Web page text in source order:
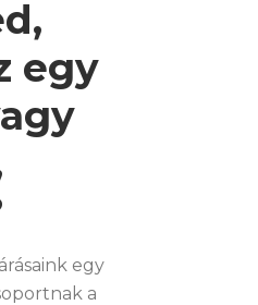
egy
egy
a